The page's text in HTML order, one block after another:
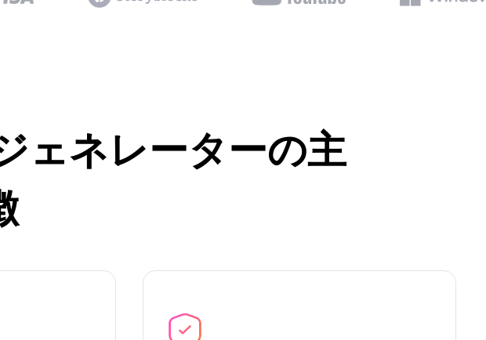
ェネレーターの主